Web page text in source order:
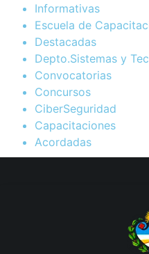
Informativas
Escuela de
Destacadas
Depto.Sistemas y
Convocatorias
Concursos
CiberSeguridad
Capacitaciones
Acordadas